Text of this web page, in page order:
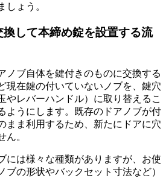
しょう。
して本締め錠を設置する流
ノブ自体を鍵付きのものに交換する
現在鍵の付いていないノブを、鍵穴
やレバーハンドル）に取り替えるこ
ようにします。既存のドアノブが付
まま利用するため、新たにドアに穴
ん。
には様々な種類がありますが、お使
ブの形状やバックセット寸法など）